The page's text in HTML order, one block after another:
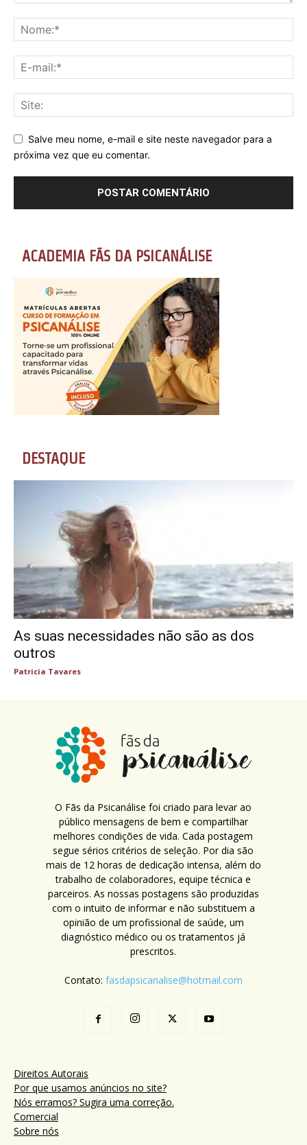
Salve meu nome, e-mail e site neste navegador para a
próxima vez que eu comentar.
ACADEMIA FÃS DA PSICANÁLISE
DESTAQUE
As suas necessidades não são as dos
outros
Patricia Tavares
O Fãs da Psicanálise foi criado para levar ao
público mensagens de bem e compartilhar
melhores condições de vida. Cada postagem
segue sérios critérios de seleção. Por dia são
mais de 12 horas de dedicação intensa, além do
trabalho de colaboradores, equipe técnica e
parceiros. As nossas postagens são produzidas
com o intuito de informar e não substituem a
opinião de um profissional de saúde, um
diagnóstico médico ou os tratamentos já
prescritos.
Contato: fasdapsicanalise@hotmail.com
Direitos Autorais
Por que usamos anúncios no site?
Nós erramos? Sugira uma correção.
Comercial
Sobre nós